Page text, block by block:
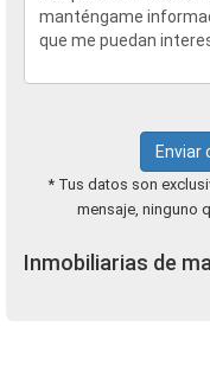
Enviar
* Tus datos son
mensaje, ninguno
Inmobiliarias de